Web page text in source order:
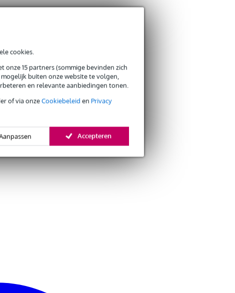
cookies.
onze 15 partners (sommige bevinden zich
buiten onze website te volgen,
en relevante aanbiedingen tonen.
of via onzeCookiebeleid en Privacy
Accepteren